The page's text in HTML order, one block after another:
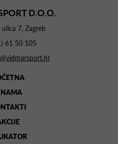
D.O.O.
7, Zagreb
61 50 105